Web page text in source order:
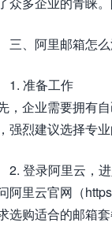
三、阿里邮箱怎
1. 准备工作
，企业需要拥有
强烈建议选择专
2. 登录阿里云，
阿里云官网（
选购适合的邮箱套